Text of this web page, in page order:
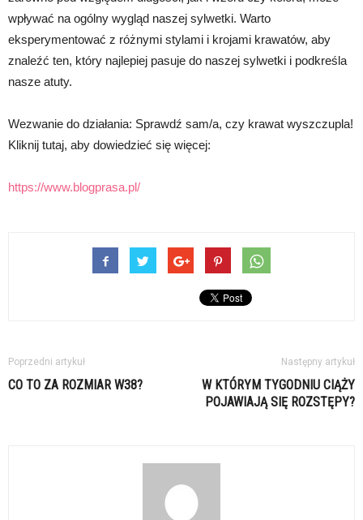
wpływać na ogólny wygląd naszej sylwetki. Warto
eksperymentować z różnymi stylami i krojami krawatów, aby
znaleźć ten, który najlepiej pasuje do naszej sylwetki i podkreśla
nasze atuty.
Wezwanie do działania: Sprawdź sam/a, czy krawat wyszczupla!
Kliknij tutaj, aby dowiedzieć się więcej:
https://www.blogprasa.pl/
Poprzedni artykuł
CO TO ZA ROZMIAR W38?
Następny artykuł
W KTÓRYM TYGODNIU CIĄŻY
POJAWIAJĄ SIĘ ROZSTĘPY?